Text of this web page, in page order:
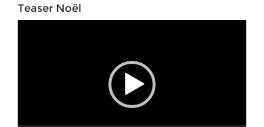
Teaser Noël